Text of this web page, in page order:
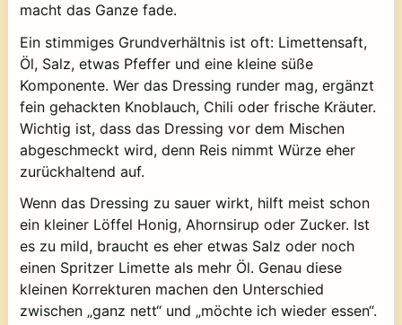
macht das Ganze fade.
Ein stimmiges Grundverhältnis ist oft: Limettensaft,
Öl, Salz, etwas Pfeffer und eine kleine süße
Komponente. Wer das Dressing runder mag, ergänzt
fein gehackten Knoblauch, Chili oder frische Kräuter.
Wichtig ist, dass das Dressing vor dem Mischen
abgeschmeckt wird, denn Reis nimmt Würze eher
zurückhaltend auf.
Wenn das Dressing zu sauer wirkt, hilft meist schon
ein kleiner Löffel Honig, Ahornsirup oder Zucker. Ist
es zu mild, braucht es eher etwas Salz oder noch
einen Spritzer Limette als mehr Öl. Genau diese
kleinen Korrekturen machen den Unterschied
zwischen „ganz nett“ und „möchte ich wieder essen“.